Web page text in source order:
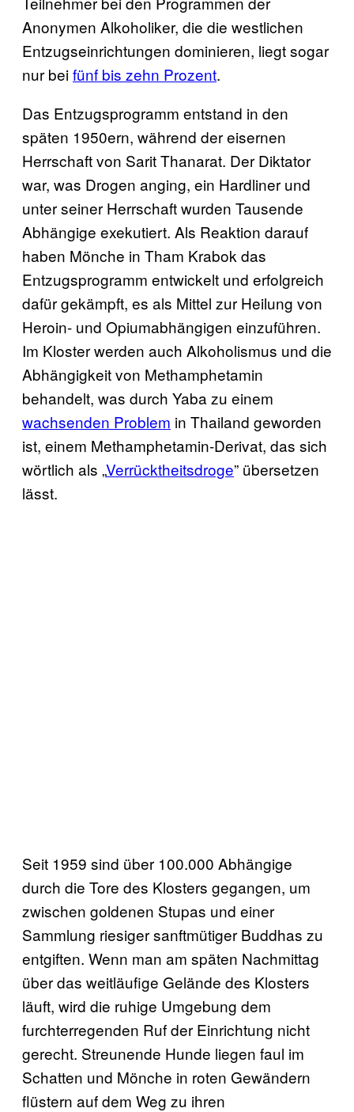
Anonymen Alkoholiker, die die westlichen
Entzugseinrichtungen dominieren, liegt sogar
nur beifünf bis zehn Prozent.
Das Entzugsprogramm entstand in den
späten 1950ern, während der eisernen
Herrschaft von Sarit Thanarat. Der Diktator
war, was Drogen anging, ein Hardliner und
unter seiner Herrschaft wurden Tausende
Abhängige exekutiert. Als Reaktion darauf
haben Mönche in Tham Krabok das
Entzugsprogramm entwickelt und erfolgreich
dafür gekämpft, es als Mittel zur Heilung von
Heroin- und Opiumabhängigen einzuführen.
Im Kloster werden auch Alkoholismus und die
Abhängigkeit von Methamphetamin
behandelt, was durch Yaba zu einem
wachsenden Problem in Thailand geworden
ist, einem Methamphetamin-Derivat, das sich
wörtlich als „Verrücktheitsdroge” übersetzen
lässt.
Seit 1959 sind über 100.000 Abhängige
durch die Tore des Klosters gegangen, um
zwischen goldenen Stupas und einer
Sammlung riesiger sanftmütiger Buddhas zu
entgiften. Wenn man am späten Nachmittag
über das weitläufige Gelände des Klosters
läuft, wird die ruhige Umgebung dem
furchterregenden Ruf der Einrichtung nicht
gerecht. Streunende Hunde liegen faul im
Schatten und Mönche in roten Gewändern
flüstern auf dem Weg zu ihren